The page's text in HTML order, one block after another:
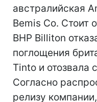
австралийская
Bemis Co. Стоит
BHP Billiton
поглощения
Tinto и отозвала
Согласно
релизу